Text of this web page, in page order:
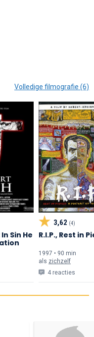
Volledige filmografie (6)
Sin He
3,62 (4)
R.I.P., Rest in
1997 • 90 min
als zichzelf
4 reacties